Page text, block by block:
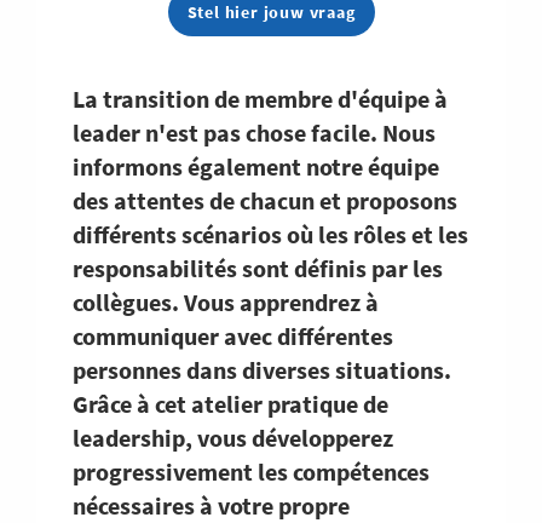
La transition de membre d'équipe à
leader n'est pas chose facile. Nous
informons également notre équipe
des attentes de chacun et proposons
différents scénarios où les rôles et les
responsabilités sont définis par les
collègues. Vous apprendrez à
communiquer avec différentes
personnes dans diverses situations.
Grâce à cet atelier pratique de
leadership, vous développerez
progressivement les compétences
nécessaires à votre propre
Stel hier jouw vraag